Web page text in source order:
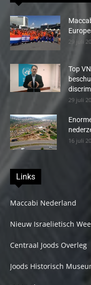
29 juli
Top
29 juli
16 juli
Links
Maccabi Nederland
Nieuw Israelietisch
Centraal Joods Overleg
Joods Historisch